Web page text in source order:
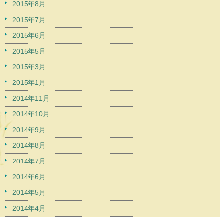
2015年8月
2015年7月
2015年6月
2015年5月
2015年3月
2015年1月
2014年11月
2014年10月
2014年9月
2014年8月
2014年7月
2014年6月
2014年5月
2014年4月